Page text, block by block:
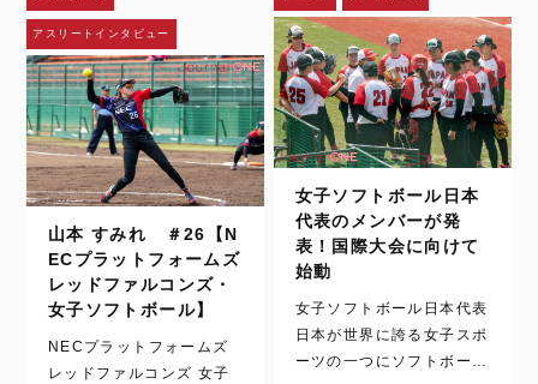
弘陵学園の…
れた一瞬を、何度でも目に
することができる。さら
に、時差のある国か…
アスリートインタビュー
山本 すみれ ＃26【N
ECプラットフォームズ
レッドファルコンズ・
女子ソフトボール】
NECプラットフォームズ
レッドファルコンズ 女子
女子ソフトボール日本
代表のメンバーが発
表！国際大会に向けて
始動
女子ソフトボール日本代表
日本が世界に誇る女子スポ
ーツの一つにソフトボール